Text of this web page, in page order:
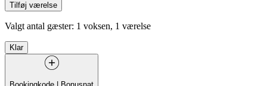
Tilføj værelse
Valgt antal gæster: 1 voksen, 1 værelse
Klar